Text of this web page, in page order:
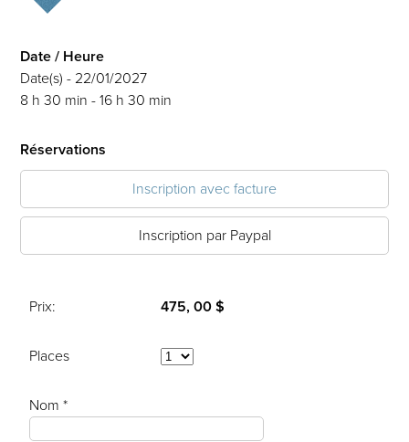
Date / Heure
Date(s) - 22/01/2027
8 h 30 min - 16 h 30 min
Réservations
Inscription avec facture
Inscription par Paypal
Prix: 475, 00 $
Places
Nom *